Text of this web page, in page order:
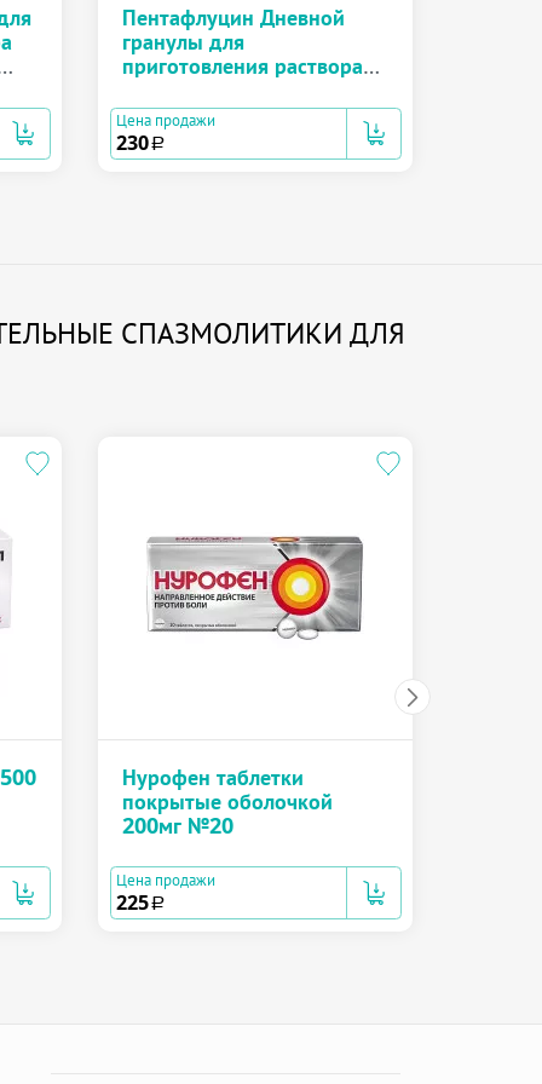
Пентафлуцин Дневной
гранулы для
приготовления раствора
№10
Цена продажи
230a
СПАЗМОЛИТИКИ ДЛЯ
Нурофен таблетки
покрытые оболочкой
200мг №20
Цена продажи
225a